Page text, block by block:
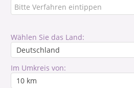
Wählen Sie das Land:
Im Umkreis von: